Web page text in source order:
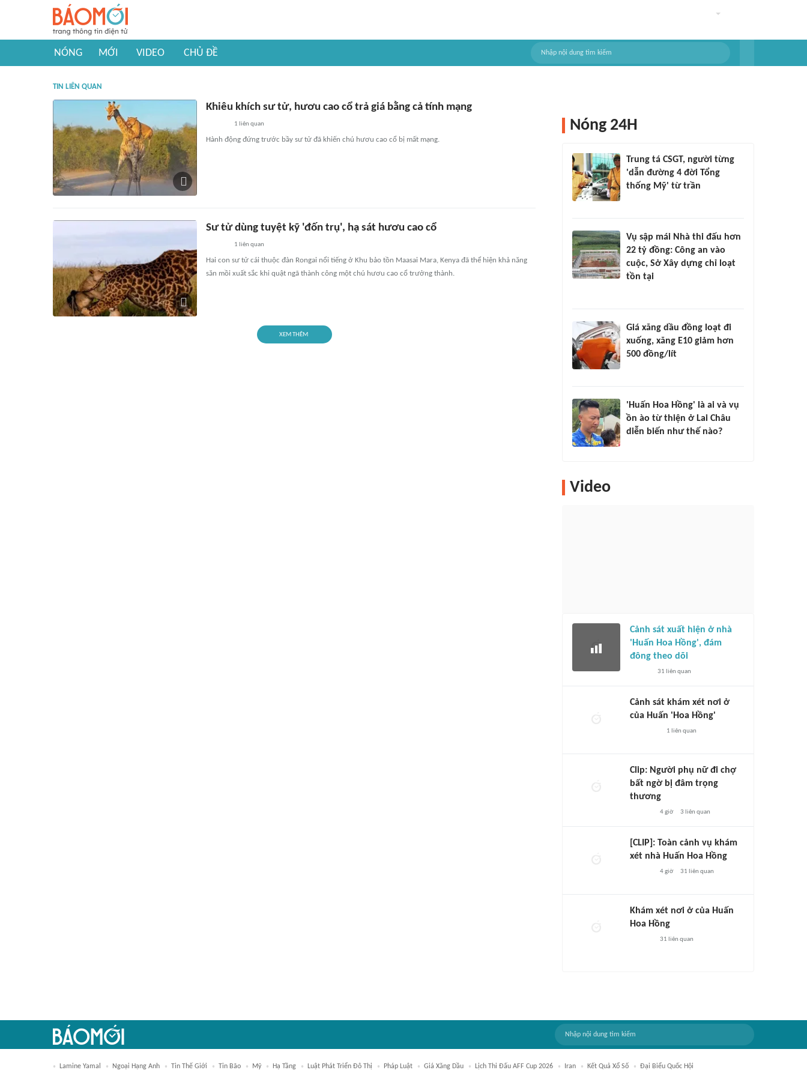
NÓNG MỚI VIDEO CHỦ ĐỀ
TIN LIÊN QUAN
Khiêu khích sư tử, hươu cao cổ trả giá bằng cả tính mạng
1 liên quan
Hành động đứng trước bầy sư tử đã khiến chú hươu cao cổ bị mất mạng.
Sư tử dùng tuyệt kỹ 'đốn trụ', hạ sát hươu cao cổ
1 liên quan
Hai con sư tử cái thuộc đàn Rongai nổi tiếng ở Khu bảo tồn Maasai Mara, Kenya đã thể hiện khả năng
săn mồi xuất sắc khi quật ngã thành công một chú hươu cao cổ trưởng thành.
XEM THÊM
Nóng 24H
Trung tá CSGT, người từng
'dẫn đường 4 đời Tổng
thống Mỹ' từ trần
Vụ sập mái Nhà thi đấu hơn
22 tỷ đồng: Công an vào
cuộc, Sở Xây dựng chỉ loạt
tồn tại
Giá xăng dầu đồng loạt đi
xuống, xăng E10 giảm hơn
500 đồng/lít
'Huấn Hoa Hồng' là ai và vụ
ồn ào từ thiện ở Lai Châu
diễn biến như thế nào?
Video
Cảnh sát xuất hiện ở nhà
'Huấn Hoa Hồng', đám
đông theo dõi
31 liên quan
Cảnh sát khám xét nơi ở
của Huấn 'Hoa Hồng'
1 liên quan
Clip: Người phụ nữ đi chợ
bất ngờ bị đâm trọng
thương
4 giờ 3 liên quan
[CLIP]: Toàn cảnh vụ khám
xét nhà Huấn Hoa Hồng
4 giờ 31 liên quan
Khám xét nơi ở của Huấn
Hoa Hồng
31 liên quan
Lamine Yamal Ngoại Hạng Anh Tin Thế Giới Tin Bão Mỹ Hạ Tầng Luật Phát Triển Đô Thị Pháp Luật Giá Xăng Dầu Lịch Thi Đấu AFF Cup 2026 Iran Kết Quả Xổ Số Đại Biểu Quốc Hội